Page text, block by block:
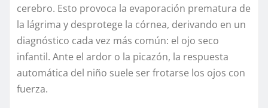
cerebro. Esto provoca la evaporación prematura de
la lágrima y desprotege la córnea, derivando en un
diagnóstico cada vez más común: el ojo seco
infantil. Ante el ardor o la picazón, la respuesta
automática del niño suele ser frotarse los ojos con
fuerza.